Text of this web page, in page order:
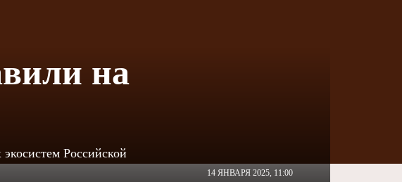
на
14 ЯНВАРЯ 2025, 11:00
Российской